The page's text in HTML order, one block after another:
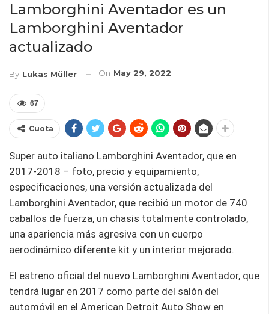
Lamborghini Aventador es un
Lamborghini Aventador
actualizado
By Lukas Müller On May 29, 2022
67
Cuota
Super auto italiano Lamborghini Aventador, que en
2017-2018 – foto, precio y equipamiento,
especificaciones, una versión actualizada del
Lamborghini Aventador, que recibió un motor de 740
caballos de fuerza, un chasis totalmente controlado,
una apariencia más agresiva con un cuerpo
aerodinámico diferente kit y un interior mejorado.
El estreno oficial del nuevo Lamborghini Aventador, que
tendrá lugar en 2017 como parte del salón del
automóvil en el American Detroit Auto Show en